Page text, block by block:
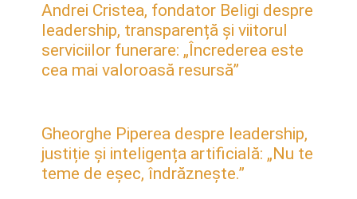
Andrei Cristea, fondator Beligi despre
leadership, transparență și viitorul
serviciilor funerare: „Încrederea este
cea mai valoroasă resursă”
Gheorghe Piperea despre leadership,
justiție și inteligența artificială: „Nu te
teme de eșec, îndrăznește.”